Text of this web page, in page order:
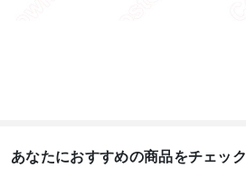
あなたにおすすめの商品をチェック